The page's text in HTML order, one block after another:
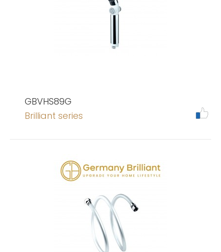
GBVHS89G
Brilliant series